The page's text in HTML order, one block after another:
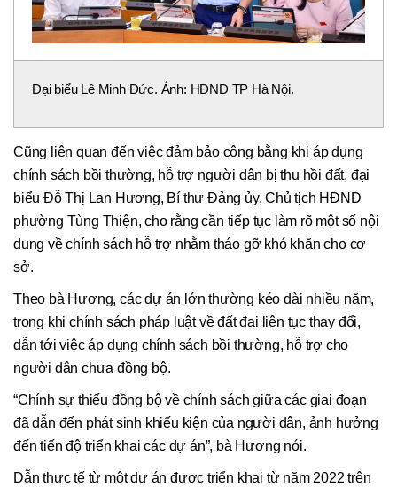
Đại biểu Lê Minh Đức. Ảnh: HĐND TP Hà Nội.
Cũng liên quan đến việc đảm bảo công bằng khi áp dụng
chính sách bồi thường, hỗ trợ người dân bị thu hồi đất, đại
biểu Đỗ Thị Lan Hương, Bí thư Đảng ủy, Chủ tịch HĐND
phường Tùng Thiện, cho rằng cần tiếp tục làm rõ một số nội
dung về chính sách hỗ trợ nhằm tháo gỡ khó khăn cho cơ
sở.
Theo bà Hương, các dự án lớn thường kéo dài nhiều năm,
trong khi chính sách pháp luật về đất đai liên tục thay đổi,
dẫn tới việc áp dụng chính sách bồi thường, hỗ trợ cho
người dân chưa đồng bộ.
“Chính sự thiếu đồng bộ về chính sách giữa các giai đoạn
đã dẫn đến phát sinh khiếu kiện của người dân, ảnh hưởng
đến tiến độ triển khai các dự án”, bà Hương nói.
Dẫn thực tế từ một dự án được triển khai từ năm 2022 trên